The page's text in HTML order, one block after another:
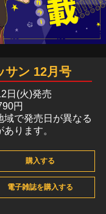
サン 12月号
日(火)発売
円
域で発売日が異なる
あります。
購入する
電子雑誌を購入する